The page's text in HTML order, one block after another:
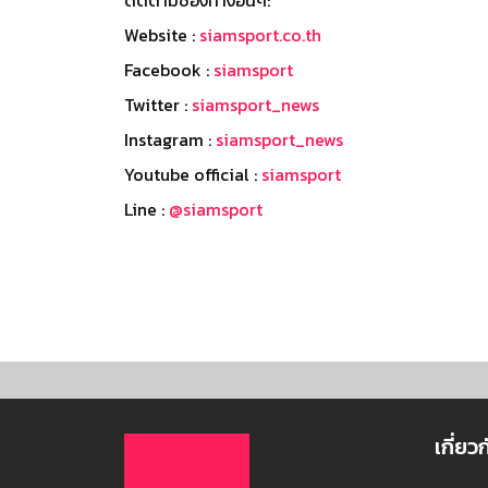
Website : siamsport.co.th
Facebook : siamsport
Twitter : siamsport_news
Instagram : siamsport_news
Youtube official : siamsport
Line : @siamsport
เกี่ยว